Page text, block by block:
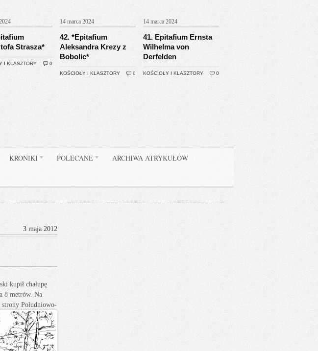
Strasza*
I KLASZTORY 0
14 marca 2024
42. *Epitafium
Aleksandra Krezy z
Bobolic*
KOŚCIOŁY I KLASZTORY 0
14 marca 2024
41. Epitafium Ernsta
Wilhelma von
Derfelden
KOŚCIOŁY I KLASZTORY 0
KRONIKI POLECANE ARCHIWA ATRYKUŁÓW
3 maja 2012
kupił chałupę
8 metrów. Na
Południowo-